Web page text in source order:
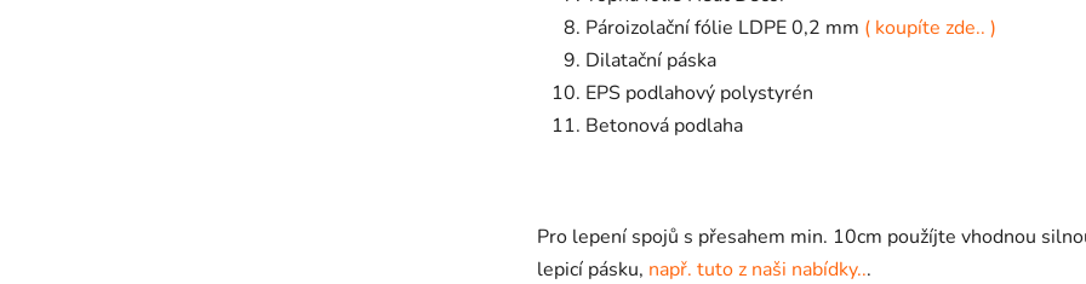
Pároizolační fólie LDPE 0,2 mm ( koupíte zde.. )
Dilatační páska
EPS podlahový polystyrén
Betonová podlaha
Pro lepení spojů s přesahem min. 10cm použíjte vhodnou
lepicí pásku, např. tuto z naši nabídky...